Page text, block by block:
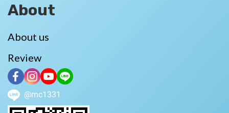
About
About us
Review
@mc1331